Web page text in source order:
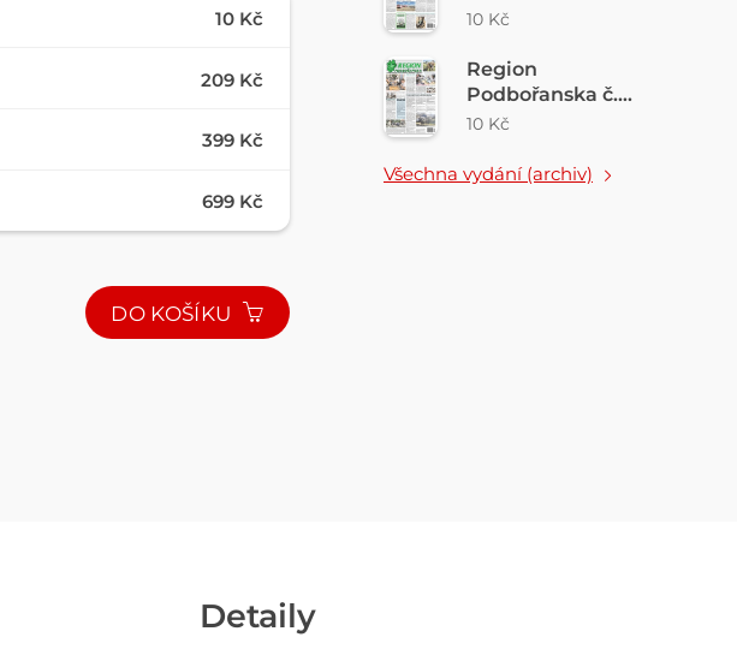
10 Kč
209 Kč
399 Kč
699 Kč
DO KOŠÍKU
31/2026
10 Kč
Region
Podbořanska č.
30/2026
10 Kč
Všechna vydání (archiv)
Detaily